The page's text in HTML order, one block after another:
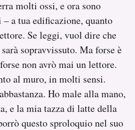
molti ossi, e ora sono
a tua edificazione, quanto
Se leggi, vuol dire che
sopravvissuto. Ma forse è
non avrò mai un lettore.
al muro, in molti sensi.
Ho male alla mano,
e la mia tazza di latte della
questo sproloquio nel suo